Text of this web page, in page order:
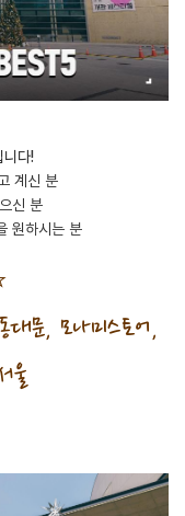
니다!
계신 분
신 분
원하시는 분
문, 모나미스토어,
울